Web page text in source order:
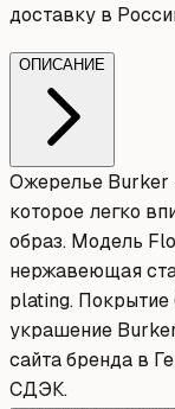
доставку в
ОПИСАНИЕ
Ожерелье Burker
которое легко
образ. Модель
нержавеющая
plating. Покрытие
украшение
сайта бренда в
СДЭК.